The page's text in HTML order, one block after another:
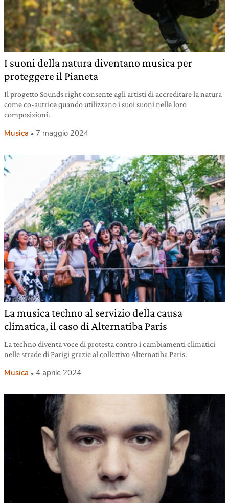
I suoni della natura diventano musica per
proteggere il Pianeta
Il progetto Sounds right consente agli artisti di accreditare la natura
come co-autrice quando utilizzano i suoi suoni nelle loro
composizioni.
Musica 7 maggio 2024
La musica techno al servizio della causa
climatica, il caso di Alternatiba Paris
La techno diventa voce di protesta contro i cambiamenti climatici
nelle strade di Parigi grazie al collettivo Alternatiba Paris.
Musica 4 aprile 2024